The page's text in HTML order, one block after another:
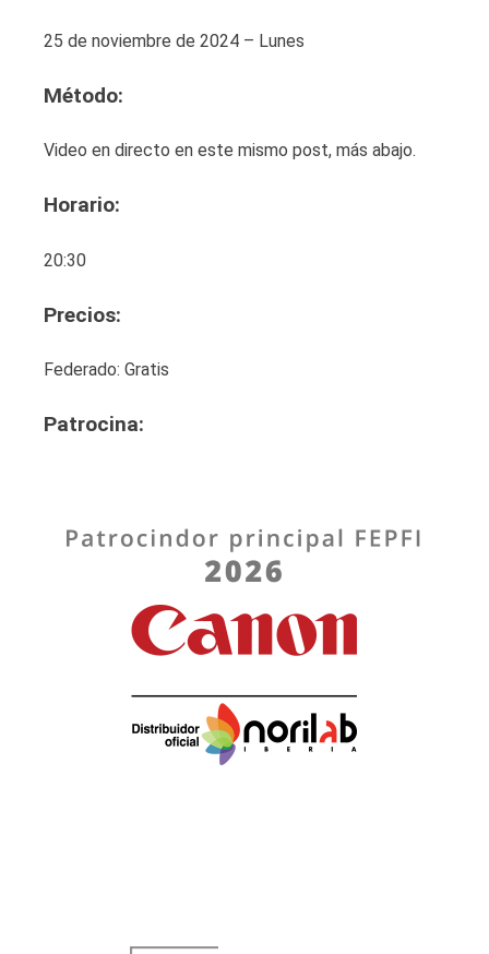
25 de noviembre de 2024 – Lunes
Método:
Video en directo en este mismo post, más abajo.
Horario:
20:30
Precios:
Federado: Gratis
Patrocina: